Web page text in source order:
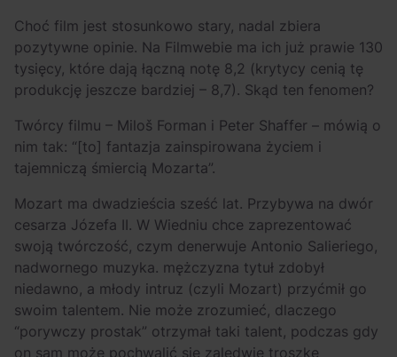
Choć film jest stosunkowo stary, nadal zbiera
pozytywne opinie. Na Filmwebie ma ich już prawie 130
tysięcy, które dają łączną notę 8,2 (krytycy cenią tę
produkcję jeszcze bardziej – 8,7). Skąd ten fenomen?
Twórcy filmu – Miloš Forman i Peter Shaffer – mówią o
nim tak: “[to] fantazja zainspirowana życiem i
tajemniczą śmiercią Mozarta”.
Mozart ma dwadzieścia sześć lat. Przybywa na dwór
cesarza Józefa II. W Wiedniu chce zaprezentować
swoją twórczość, czym denerwuje Antonio Salieriego,
nadwornego muzyka. mężczyzna tytuł zdobył
niedawno, a młody intruz (czyli Mozart) przyćmił go
swoim talentem. Nie może zrozumieć, dlaczego
“porywczy prostak” otrzymał taki talent, podczas gdy
on sam może pochwalić się zaledwie troszkę